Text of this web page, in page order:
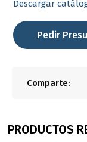
Descargar
Pedir
Comparte:
PRODUCTOS